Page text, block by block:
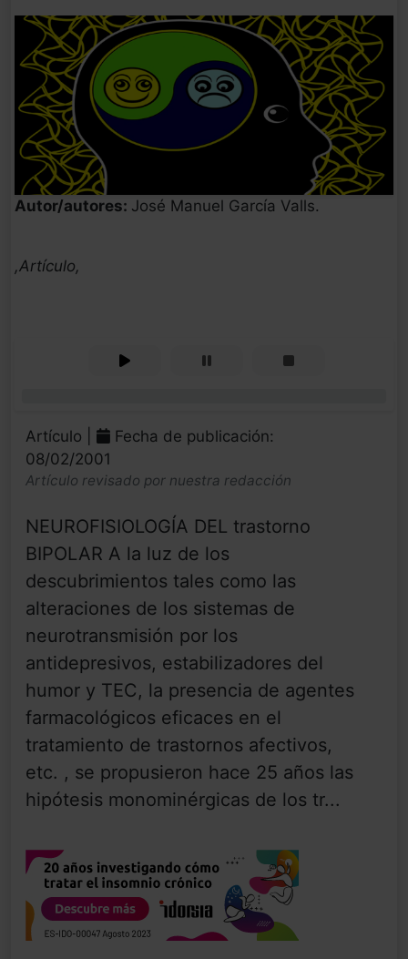
Autor/autores: José Manuel García Valls.
,Artículo,
Artículo |
Fecha de publicación:
08/02/2001
Artículo revisado por nuestra redacción
NEUROFISIOLOGÍA DEL trastorno
BIPOLAR A la luz de los
descubrimientos tales como las
alteraciones de los sistemas de
neurotransmisión por los
antidepresivos, estabilizadores del
humor y TEC, la presencia de agentes
farmacológicos eficaces en el
tratamiento de trastornos afectivos,
etc. , se propusieron hace 25 años las
hipótesis monominérgicas de los tr...